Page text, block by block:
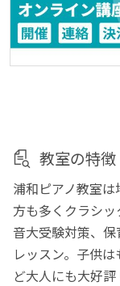
教室の特徴
浦和ピアノ教室
方も多くクラシ
音大受験対策、
レッスン。子供
ど大人にも大好評